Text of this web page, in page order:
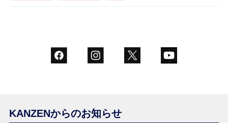
KANZENからのお知らせ